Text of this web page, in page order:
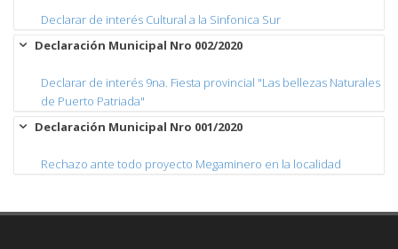
Declarar de interés Cultural a la Sinfonica Sur
Declaración Municipal Nro 002/2020
Declarar de interés 9na. Fiesta provincial "Las bellezas Naturales
de Puerto Patriada"
Declaración Municipal Nro 001/2020
Rechazo ante todo proyecto Megaminero en la localidad